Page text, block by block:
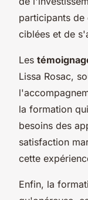
participants
ciblées et de
Les
Lissa Rosac,
la formation
besoins des
satisfaction
cette
Enfin, la